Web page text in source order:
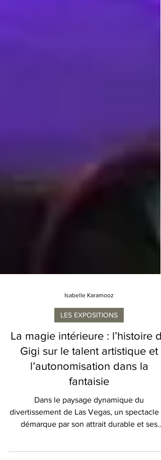
LES EXPOSITIONS
La magie intérieure : l’histoire
Gigi sur le talent artistique et
l’autonomisation dans la
fantaisie
Dans le paysage dynamique du
divertissement de Las Vegas, un spectacle
performances captivantes..